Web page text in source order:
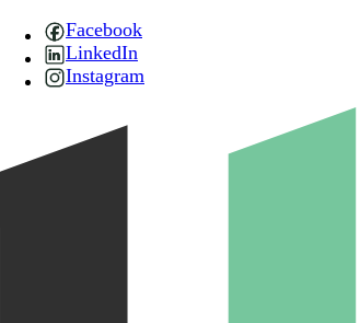
Facebook
LinkedIn
Instagram